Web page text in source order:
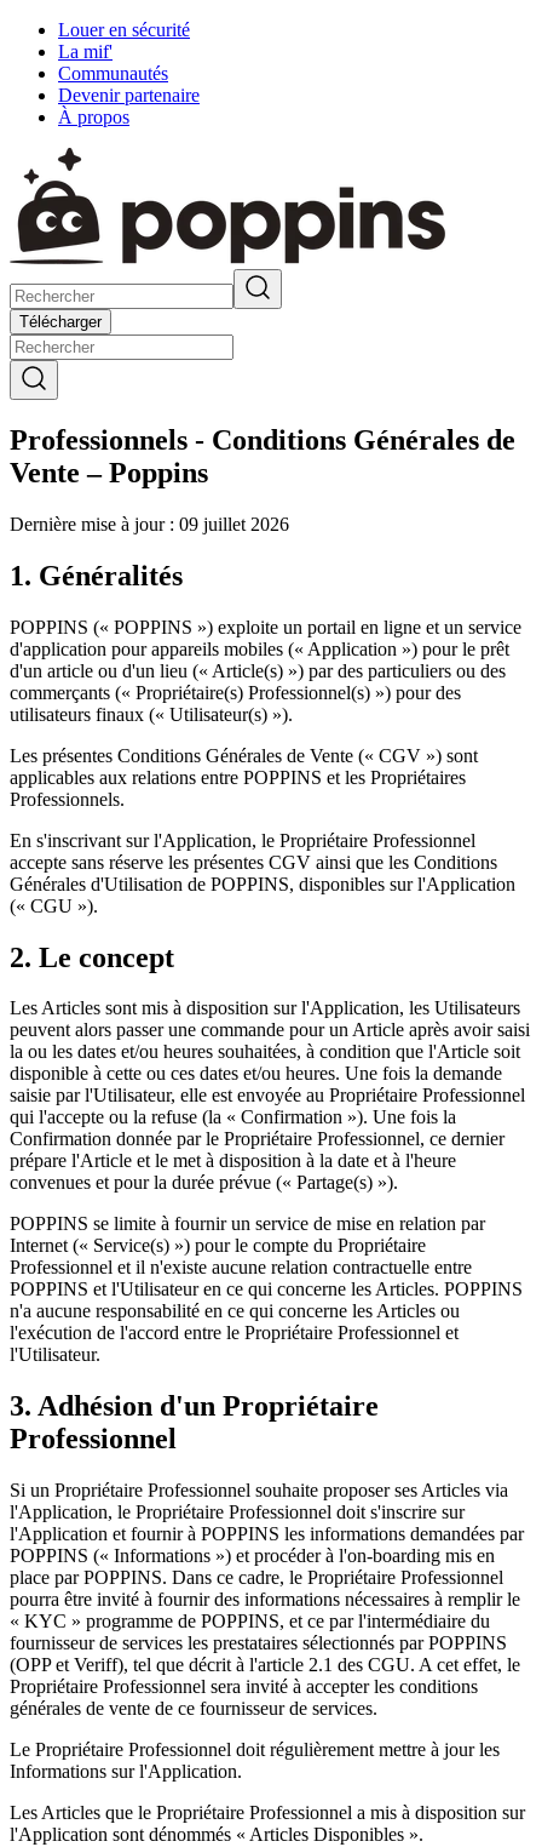
Louer en sécurité
La mif'
Communautés
Devenir partenaire
À propos
Télécharger
Professionnels - Conditions Générales de
Vente – Poppins
Dernière mise à jour : 09 juillet 2026
1. Généralités
POPPINS (« POPPINS ») exploite un portail en ligne et un service
d'application pour appareils mobiles (« Application ») pour le prêt
d'un article ou d'un lieu (« Article(s) ») par des particuliers ou des
commerçants (« Propriétaire(s) Professionnel(s) ») pour des
utilisateurs finaux (« Utilisateur(s) »).
Les présentes Conditions Générales de Vente (« CGV ») sont
applicables aux relations entre POPPINS et les Propriétaires
Professionnels.
En s'inscrivant sur l'Application, le Propriétaire Professionnel
accepte sans réserve les présentes CGV ainsi que les Conditions
Générales d'Utilisation de POPPINS, disponibles sur l'Application
(« CGU »).
2. Le concept
Les Articles sont mis à disposition sur l'Application, les Utilisateurs
peuvent alors passer une commande pour un Article après avoir saisi
la ou les dates et/ou heures souhaitées, à condition que l'Article soit
disponible à cette ou ces dates et/ou heures. Une fois la demande
saisie par l'Utilisateur, elle est envoyée au Propriétaire Professionnel
qui l'accepte ou la refuse (la « Confirmation »). Une fois la
Confirmation donnée par le Propriétaire Professionnel, ce dernier
prépare l'Article et le met à disposition à la date et à l'heure
convenues et pour la durée prévue (« Partage(s) »).
POPPINS se limite à fournir un service de mise en relation par
Internet (« Service(s) ») pour le compte du Propriétaire
Professionnel et il n'existe aucune relation contractuelle entre
POPPINS et l'Utilisateur en ce qui concerne les Articles. POPPINS
n'a aucune responsabilité en ce qui concerne les Articles ou
l'exécution de l'accord entre le Propriétaire Professionnel et
l'Utilisateur.
3. Adhésion d'un Propriétaire
Professionnel
Si un Propriétaire Professionnel souhaite proposer ses Articles via
l'Application, le Propriétaire Professionnel doit s'inscrire sur
l'Application et fournir à POPPINS les informations demandées par
POPPINS (« Informations ») et procéder à l'on-boarding mis en
place par POPPINS. Dans ce cadre, le Propriétaire Professionnel
pourra être invité à fournir des informations nécessaires à remplir le
« KYC » programme de POPPINS, et ce par l'intermédiaire du
fournisseur de services les prestataires sélectionnés par POPPINS
(OPP et Veriff), tel que décrit à l'article 2.1 des CGU. A cet effet, le
Propriétaire Professionnel sera invité à accepter les conditions
générales de vente de ce fournisseur de services.
Le Propriétaire Professionnel doit régulièrement mettre à jour les
Informations sur l'Application.
Les Articles que le Propriétaire Professionnel a mis à disposition sur
l'Application sont dénommés « Articles Disponibles ».